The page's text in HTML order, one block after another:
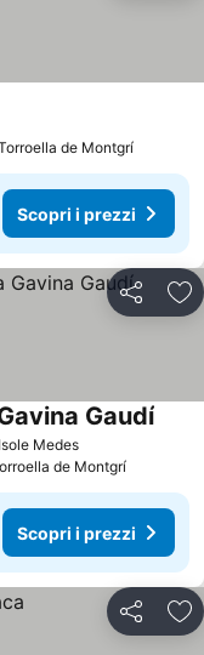
de Montgrí
Scopri i prezzi
Condividi
MedesScopri i
Gaudí
de Montgrí
Scopri i prezzi
Condividi